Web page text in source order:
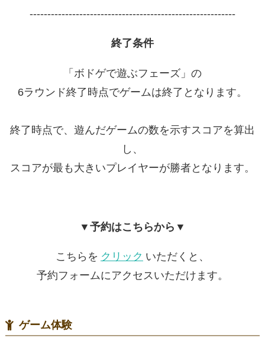
----------------------------------------------------------
終了条件
「ボドゲで遊ぶフェーズ」の
6ラウンド終了時点でゲームは終了となります。
終了時点で、遊んだゲームの数を示すスコアを算出
し、
スコアが最も大きいプレイヤーが勝者となります。
▼予約はこちらから▼
こちらを クリック いただくと、
予約フォームにアクセスいただけます。
ゲーム体験